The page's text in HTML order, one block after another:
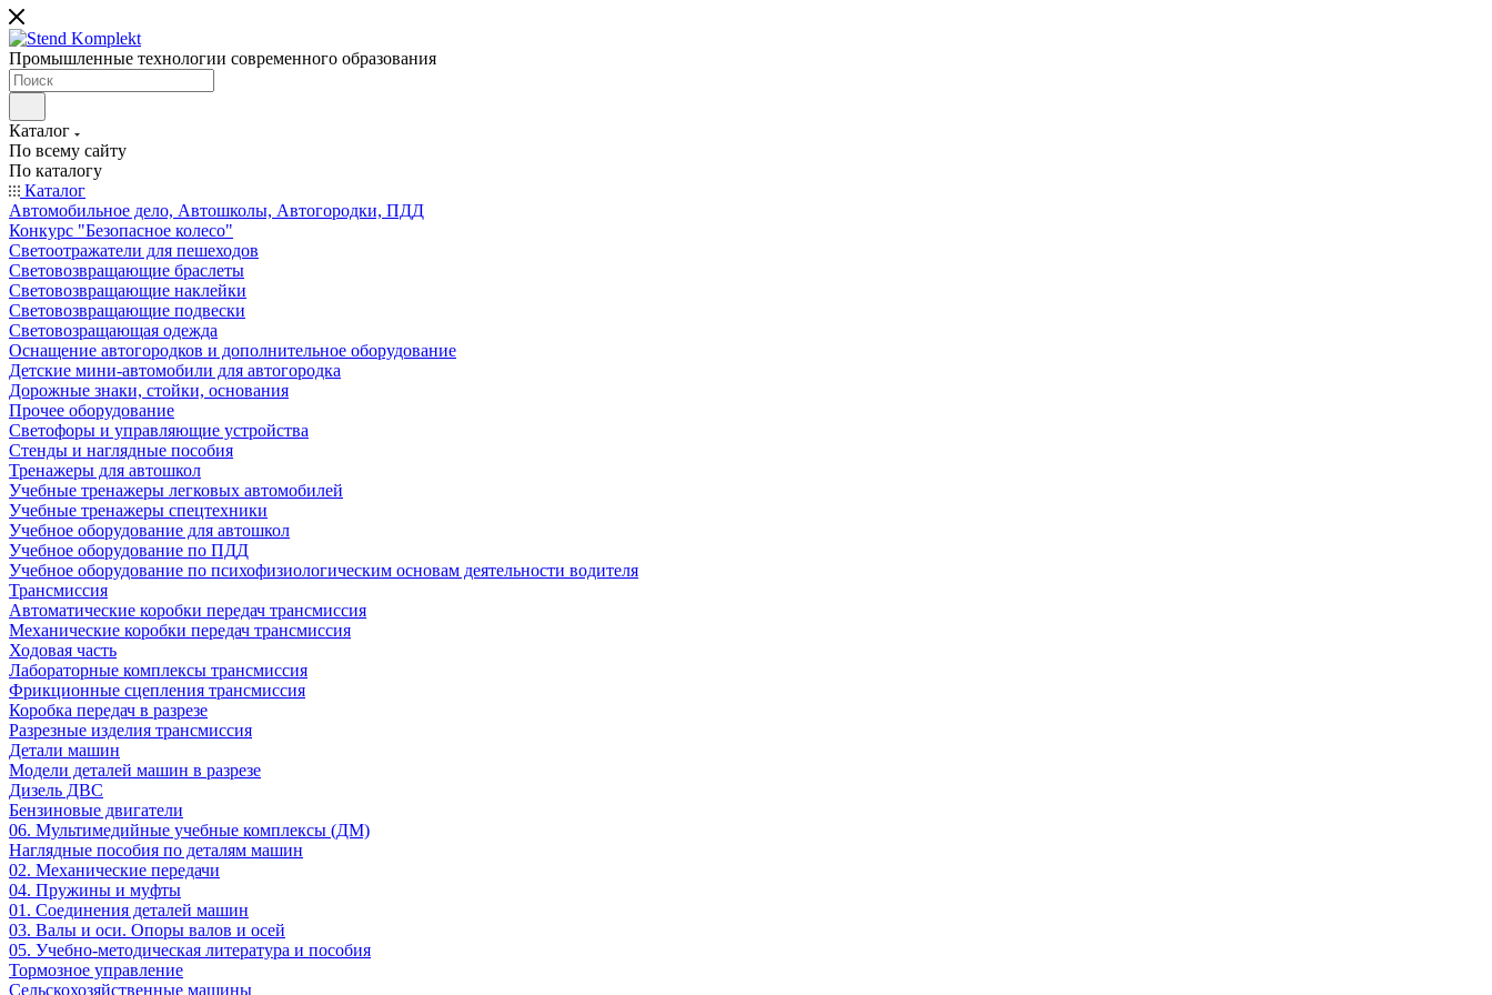
Промышленные технологии современного образования
Каталог
По всему сайту
По каталогу
Каталог
Автомобильное дело, Автошколы, Автогородки, ПДД
Конкурс "Безопасное колесо"
Светоотражатели для пешеходов
Световозвращающие браслеты
Световозвращающие наклейки
Световозвращающие подвески
Световозращающая одежда
Оснащение автогородков и дополнительное оборудование
Детские мини-автомобили для автогородка
Дорожные знаки, стойки, основания
Прочее оборудование
Светофоры и управляющие устройства
Стенды и наглядные пособия
Тренажеры для автошкол
Учебные тренажеры легковых автомобилей
Учебные тренажеры спецтехники
Учебное оборудование для автошкол
Учебное оборудование по ПДД
Учебное оборудование по психофизиологическим основам деятельности водителя
Трансмиссия
Автоматические коробки передач трансмиссия
Механические коробки передач трансмиссия
Ходовая часть
Лабораторные комплексы трансмиссия
Фрикционные сцепления трансмиссия
Коробка передач в разрезе
Разрезные изделия трансмиссия
Детали машин
Модели деталей машин в разрезе
Дизель ДВС
Бензиновые двигатели
06. Мультимедийные учебные комплексы (ДМ)
Наглядные пособия по деталям машин
02. Механические передачи
04. Пружины и муфты
01. Соединения деталей машин
03. Валы и оси. Опоры валов и осей
05. Учебно-методическая литература и пособия
Тормозное управление
Сельскохозяйственные машины